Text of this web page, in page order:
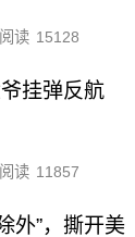
阅读 15128
挂弹反航
阅读 11857
外”，撕开美